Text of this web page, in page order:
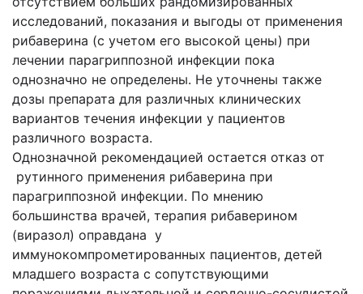
исследований, показания и выгоды от применения
рибаверина (с учетом его высокой цены) при
лечении парагриппозной инфекции пока
однозначно не определены. Не уточнены также
дозы препарата для различных клинических
вариантов течения инфекции у пациентов
различного возраста.
Однозначной рекомендацией остается отказ от
рутинного применения рибаверина при
парагриппозной инфекции. По мнению
большинства врачей, терапия рибаверином
(виразол) оправдана у
иммунокомпрометированных пациентов, детей
младшего возраста с сопутствующими